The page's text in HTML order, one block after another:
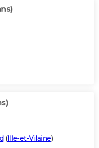
(Ille-et-Vilaine)